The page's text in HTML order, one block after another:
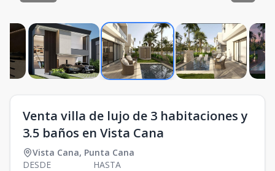
Venta villa de lujo de 3 habitaciones y
3.5 baños en Vista Cana
Vista Cana, Punta Cana
DESDE
HASTA